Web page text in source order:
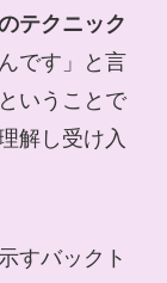
テクニック
です」と言
いうことで
解し受け入
すバックト